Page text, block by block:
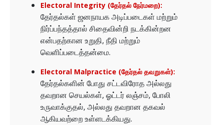
Electoral Integrity (தேர்தல் நேர்மறை):
தேர்தல்கள் ஜனநாயக அடிப்படைகள் மற்றும்
நிர்ப்பந்தத்தால் சிதைவின்றி நடக்கின்றன
என்பதற்கான உறுதி, நீதி மற்றும்
வெளிப்படைத்தன்மை.
Electoral Malpractice (தேர்தல் தவறுகள்):
தேர்தல்களின் போது சட்டவிரோத அல்லது
தவறான செயல்கள், ஓட்டர் லஞ்சம், போலி
உருவாக்குதல், அல்லது தவறான தகவல்
ஆகியவற்றை உள்ளடக்கியது.